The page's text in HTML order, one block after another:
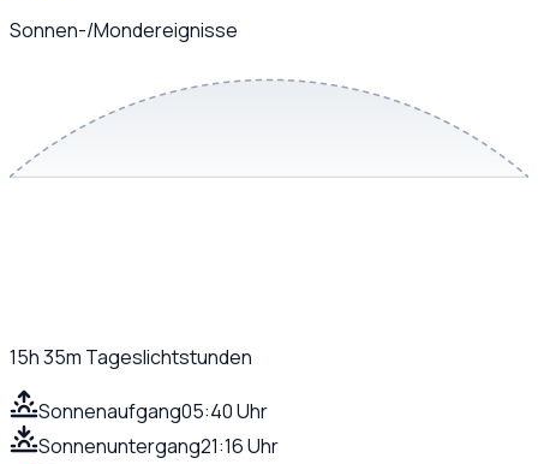
Sonnen-/Mondereignisse
15h 35m Tageslichtstunden
Sonnenaufgang05:40 Uhr
Sonnenuntergang21:16 Uhr